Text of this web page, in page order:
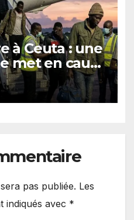
à Ceuta : une
met en cause
de Rabat
pas publiée. Les
indiqués avec *